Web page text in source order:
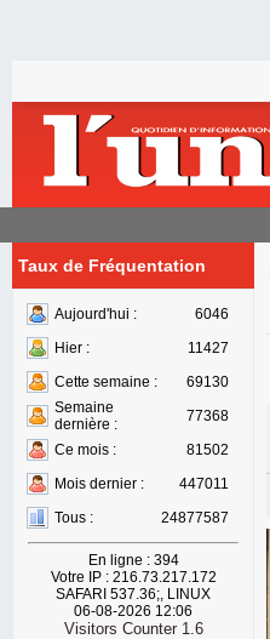
Taux de Fréquentation
Aujourd'hui :
6046
Hier :
11427
Cette semaine :
69130
Semaine
dernière :
77368
Ce mois :
81502
Mois dernier :
447011
Tous :
24877587
En ligne : 394
Votre IP : 216.73.217.172
SAFARI 537.36;, LINUX
06-08-2026 12:06
Visitors Counter 1.6